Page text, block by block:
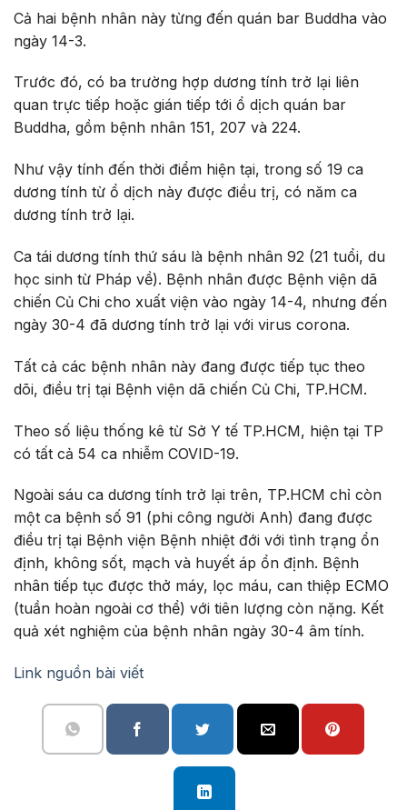
Cả hai bệnh nhân này từng đến quán bar Buddha vào
ngày 14-3.
Trước đó, có ba trường hợp dương tính trở lại liên
quan trực tiếp hoặc gián tiếp tới ổ dịch quán bar
Buddha, gồm bệnh nhân 151, 207 và 224.
Như vậy tính đến thời điểm hiện tại, trong số 19 ca
dương tính từ ổ dịch này được điều trị, có năm ca
dương tính trở lại.
Ca tái dương tính thứ sáu là bệnh nhân 92 (21 tuổi, du
học sinh từ Pháp về). Bệnh nhân được Bệnh viện dã
chiến Củ Chi cho xuất viện vào ngày 14-4, nhưng đến
ngày 30-4 đã dương tính trở lại với virus corona.
Tất cả các bệnh nhân này đang được tiếp tục theo
dõi, điều trị tại Bệnh viện dã chiến Củ Chi, TP.HCM.
Theo số liệu thống kê từ Sở Y tế TP.HCM, hiện tại TP
có tất cả 54 ca nhiễm COVID-19.
Ngoài sáu ca dương tính trở lại trên, TP.HCM chỉ còn
một ca bệnh số 91 (phi công người Anh) đang được
điều trị tại Bệnh viện Bệnh nhiệt đới với tình trạng ổn
định, không sốt, mạch và huyết áp ổn định. Bệnh
nhân tiếp tục được thở máy, lọc máu, can thiệp ECMO
(tuần hoàn ngoài cơ thể) với tiên lượng còn nặng. Kết
quả xét nghiệm của bệnh nhân ngày 30-4 âm tính.
Link nguồn bài viết